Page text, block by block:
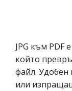
JPG към PDF
който
файл. Удобен
или